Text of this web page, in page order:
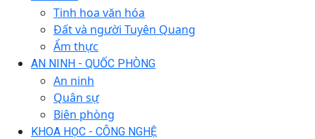
Tinh hoa văn hóa
Đất và người Tuyên Quang
Ẩm thực
AN NINH - QUỐC PHÒNG
An ninh
Quân sự
Biên phòng
KHOA HỌC - CÔNG NGHỆ